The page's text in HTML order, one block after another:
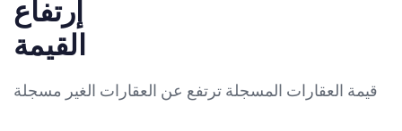
إرتفاع
القيمة
قيمة العقارات المسجلة ترتفع عن العقارات الغير مسجلة